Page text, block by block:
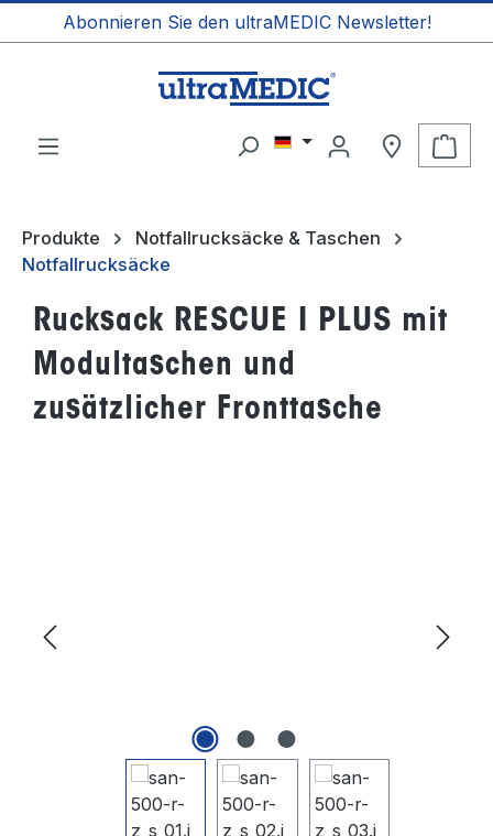
springen
Abonnieren Sie den ultraMEDIC Newsletter!
Produkte
Notfallrucksäcke & Taschen
Notfallrucksäcke
Rucksack RESCUE I PLUS mit
Modultaschen und
zusätzlicher Fronttasche